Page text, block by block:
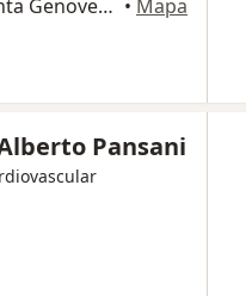
R da Concordia, 6 - Hosp Santa Genoveva, Goiânia • Mapa
Pansani